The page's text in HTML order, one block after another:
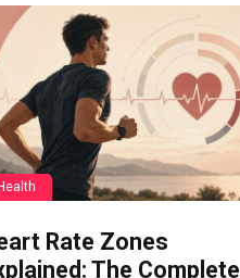
Health
Rate Zones
The Complete